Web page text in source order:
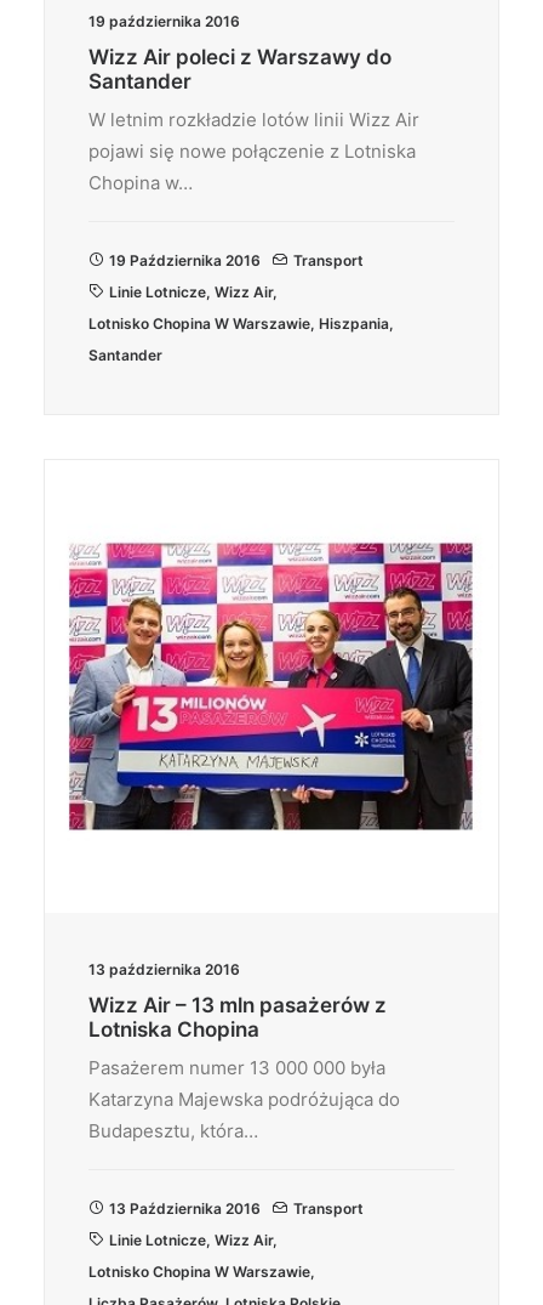
19 października 2016
Wizz Air poleci z Warszawy do
Santander
W letnim rozkładzie lotów linii Wizz Air
pojawi się nowe połączenie z Lotniska
Chopina w…
19 Października 2016
Transport
Linie Lotnicze, Wizz Air,
Lotnisko Chopina W Warszawie, Hiszpania,
Santander
13 października 2016
Wizz Air – 13 mln pasażerów z
Lotniska Chopina
Pasażerem numer 13 000 000 była
Katarzyna Majewska podróżująca do
Budapesztu, która…
13 Października 2016
Transport
Linie Lotnicze, Wizz Air,
Lotnisko Chopina W Warszawie,